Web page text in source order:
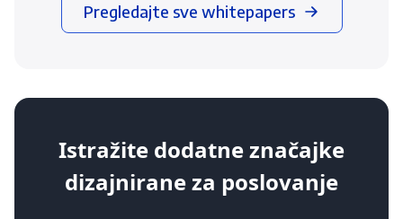
Pregledajte sve whitepapers
Istražite dodatne značajke
dizajnirane za poslovanje